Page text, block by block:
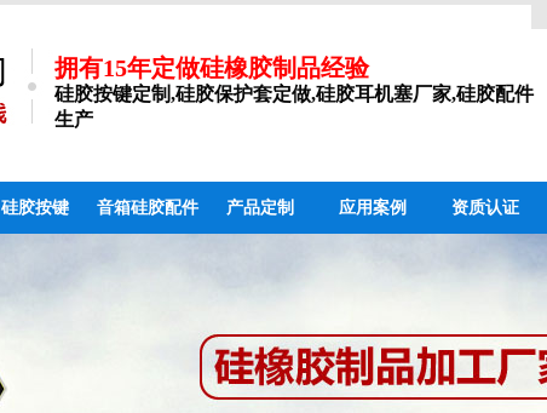
拥有15年定做硅橡胶制品经验
硅胶按键定制,硅胶保护套定做,硅胶耳机塞厂家,硅胶配件
生产
硅胶按键 音箱硅胶配件 产品定制 应用案例 资质认证